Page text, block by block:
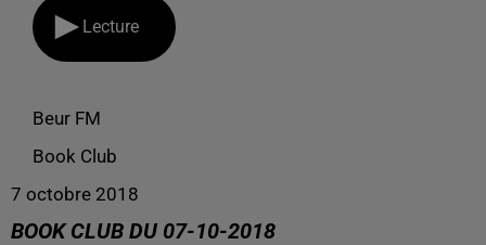
Lecture
Beur FM
Book Club
7 octobre 2018
BOOK CLUB DU 07-10-2018